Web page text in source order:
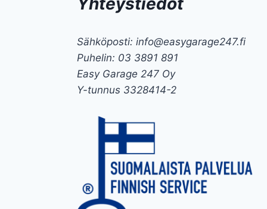
Sähköposti: info@easygarage247.fi
Puhelin: 03 3891 891
Easy Garage 247 Oy
Y-tunnus 3328414-2